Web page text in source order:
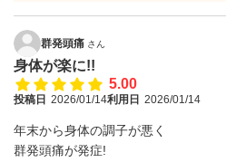
群発頭痛 さん
身体が楽に!!
5.00
投稿日 2026/01/14利用日 2026/01/14
年末から身体の調子が悪く
群発頭痛が発症!